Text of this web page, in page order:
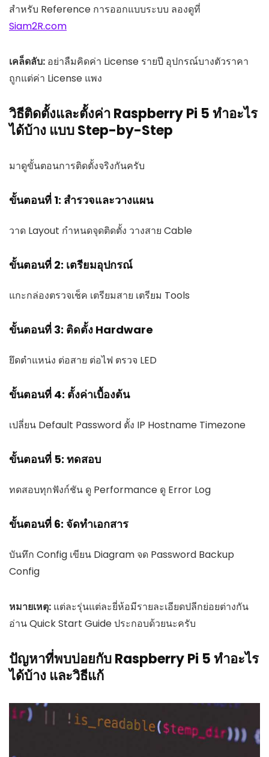
สำหรับ Reference การออกแบบระบบ ลองดูที่
Siam2R.com
เคล็ดลับ: อย่าลืมคิดค่า License รายปี อุปกรณ์บางตัวราคา
ถูกแต่ค่า License แพง
วิธีติดตั้งและตั้งค่า Raspberry Pi 5 ทำอะไร
ได้บ้าง แบบ Step-by-Step
มาดูขั้นตอนการติดตั้งจริงกันครับ
ขั้นตอนที่ 1: สำรวจและวางแผน
วาด Layout กำหนดจุดติดตั้ง วางสาย Cable
ขั้นตอนที่ 2: เตรียมอุปกรณ์
แกะกล่องตรวจเช็ค เตรียมสาย เตรียม Tools
ขั้นตอนที่ 3: ติดตั้ง Hardware
ยึดตำแหน่ง ต่อสาย ต่อไฟ ตรวจ LED
ขั้นตอนที่ 4: ตั้งค่าเบื้องต้น
เปลี่ยน Default Password ตั้ง IP Hostname Timezone
ขั้นตอนที่ 5: ทดสอบ
ทดสอบทุกฟังก์ชัน ดู Performance ดู Error Log
ขั้นตอนที่ 6: จัดทำเอกสาร
บันทึก Config เขียน Diagram จด Password Backup
Config
หมายเหตุ: แต่ละรุ่นแต่ละยี่ห้อมีรายละเอียดปลีกย่อยต่างกัน
อ่าน Quick Start Guide ประกอบด้วยนะครับ
ปัญหาที่พบบ่อยกับ Raspberry Pi 5 ทำอะไร
ได้บ้าง และวิธีแก้